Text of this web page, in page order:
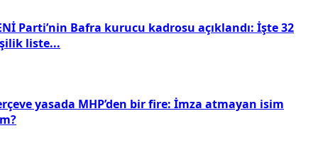
Parti’nin Bafra kurucu kadrosu açıklandı: İşte 32
liste...
yasada MHP’den bir fire: İmza atmayan isim